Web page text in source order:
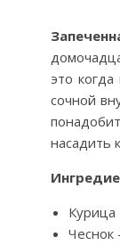
это когда
сочной
насадить
Чеснок